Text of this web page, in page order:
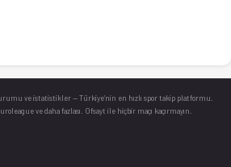
ve istatistikler — Türkiye’nin en hızlı spor takip platformu.
ve daha fazlası. Ofsayt ile hiçbir maçı kaçırmayın.